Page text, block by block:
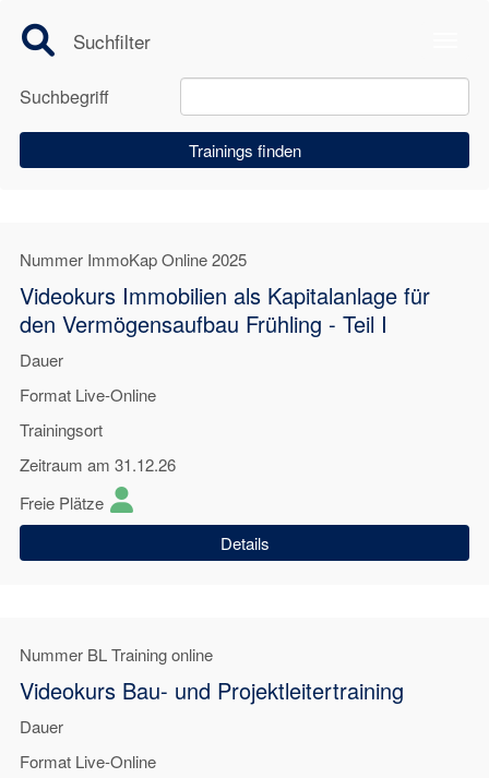
Suchfilter
Suchbegriff
Nummer ImmoKap Online 2025
Videokurs Immobilien als Kapitalanlage für
den Vermögensaufbau Frühling - Teil I
Dauer
Format Live-Online
Trainingsort
Zeitraum am 31.12.26
Freie Plätze
Details
Nummer BL Training online
Videokurs Bau- und Projektleitertraining
Dauer
Format Live-Online